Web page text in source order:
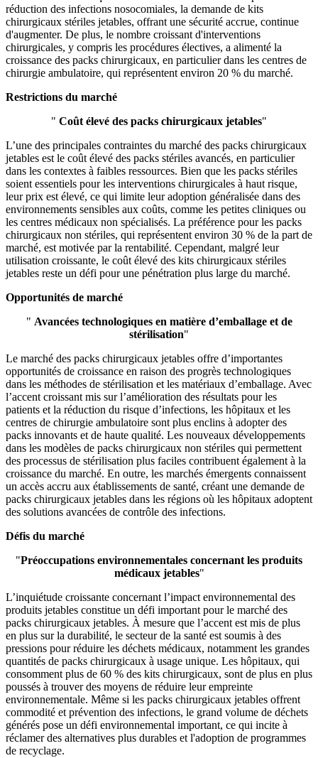
réduction des infections nosocomiales, la demande de kits
chirurgicaux stériles jetables, offrant une sécurité accrue, continue
d'augmenter. De plus, le nombre croissant d'interventions
chirurgicales, y compris les procédures électives, a alimenté la
croissance des packs chirurgicaux, en particulier dans les centres de
chirurgie ambulatoire, qui représentent environ 20 % du marché.
Restrictions du marché
" Coût élevé des packs chirurgicaux jetables"
L’une des principales contraintes du marché des packs chirurgicaux
jetables est le coût élevé des packs stériles avancés, en particulier
dans les contextes à faibles ressources. Bien que les packs stériles
soient essentiels pour les interventions chirurgicales à haut risque,
leur prix est élevé, ce qui limite leur adoption généralisée dans des
environnements sensibles aux coûts, comme les petites cliniques ou
les centres médicaux non spécialisés. La préférence pour les packs
chirurgicaux non stériles, qui représentent environ 30 % de la part de
marché, est motivée par la rentabilité. Cependant, malgré leur
utilisation croissante, le coût élevé des kits chirurgicaux stériles
jetables reste un défi pour une pénétration plus large du marché.
Opportunités de marché
" Avancées technologiques en matière d’emballage et de
stérilisation"
Le marché des packs chirurgicaux jetables offre d’importantes
opportunités de croissance en raison des progrès technologiques
dans les méthodes de stérilisation et les matériaux d’emballage. Avec
l’accent croissant mis sur l’amélioration des résultats pour les
patients et la réduction du risque d’infections, les hôpitaux et les
centres de chirurgie ambulatoire sont plus enclins à adopter des
packs innovants et de haute qualité. Les nouveaux développements
dans les modèles de packs chirurgicaux non stériles qui permettent
des processus de stérilisation plus faciles contribuent également à la
croissance du marché. En outre, les marchés émergents connaissent
un accès accru aux établissements de santé, créant une demande de
packs chirurgicaux jetables dans les régions où les hôpitaux adoptent
des solutions avancées de contrôle des infections.
Défis du marché
"Préoccupations environnementales concernant les produits
médicaux jetables"
L’inquiétude croissante concernant l’impact environnemental des
produits jetables constitue un défi important pour le marché des
packs chirurgicaux jetables. À mesure que l’accent est mis de plus
en plus sur la durabilité, le secteur de la santé est soumis à des
pressions pour réduire les déchets médicaux, notamment les grandes
quantités de packs chirurgicaux à usage unique. Les hôpitaux, qui
consomment plus de 60 % des kits chirurgicaux, sont de plus en plus
poussés à trouver des moyens de réduire leur empreinte
environnementale. Même si les packs chirurgicaux jetables offrent
commodité et prévention des infections, le grand volume de déchets
générés pose un défi environnemental important, ce qui incite à
réclamer des alternatives plus durables et l'adoption de programmes
de recyclage.